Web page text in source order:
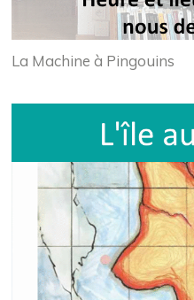
La Machine à Pingouins